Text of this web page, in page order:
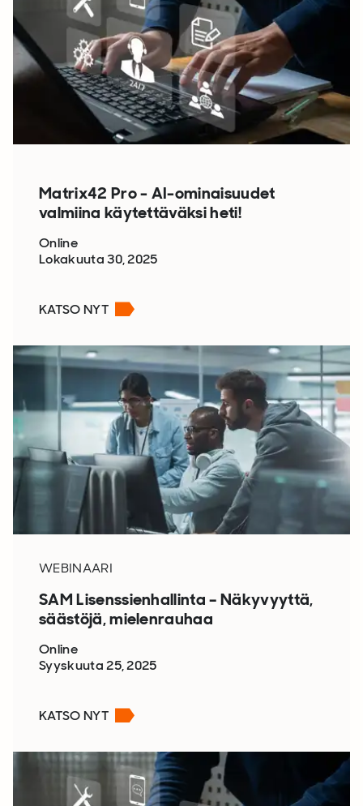
Matrix42 Pro - AI-ominaisuudet
valmiina käytettäväksi heti!
Online
Lokakuuta 30, 2025
KATSO NYT
WEBINAARI
SAM Lisenssienhallinta – Näkyvyyttä,
säästöjä, mielenrauhaa
Online
Syyskuuta 25, 2025
KATSO NYT